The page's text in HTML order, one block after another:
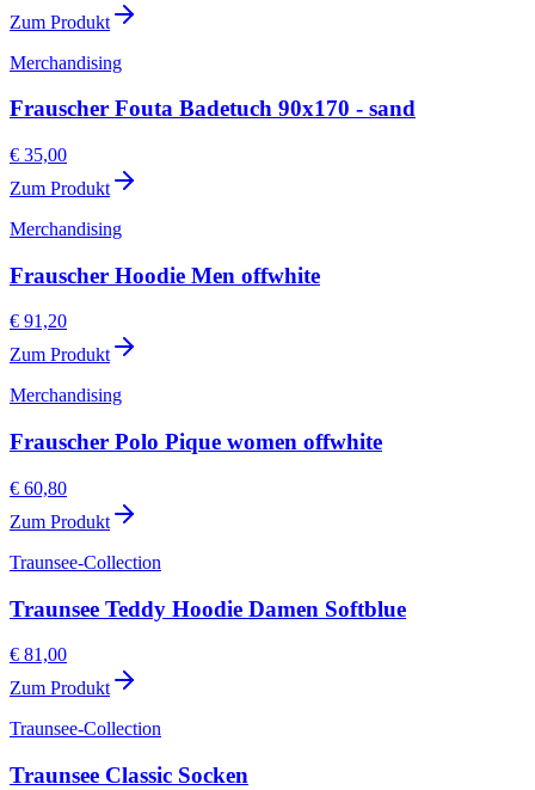
Zum Produkt
Merchandising
Frauscher Fouta Badetuch 90x170 - sand
€ 35,00
Zum Produkt
Merchandising
Frauscher Hoodie Men offwhite
€ 91,20
Zum Produkt
Merchandising
Frauscher Polo Pique women offwhite
€ 60,80
Zum Produkt
Traunsee-Collection
Traunsee Teddy Hoodie Damen Softblue
€ 81,00
Zum Produkt
Traunsee-Collection
Traunsee Classic Socken